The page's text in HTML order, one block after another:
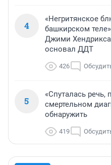
4
«Негритянское
башкирском
Джими
основал ДДТ
426
5
«Спуталась речь,
смертельном
обнаружить
419